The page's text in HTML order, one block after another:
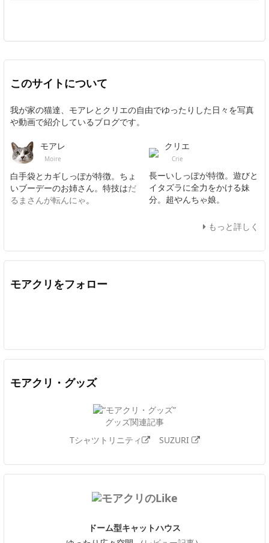
このサイトについて
我が家の猫達、モアレとクリエの自由でゆったりした日々を写真
や動画で紹介しているブログです。
モアレ
Moire
白手袋とカギしっぽが特徴。ちょ
いブーデーのお姉さん。特技はだ
るまさんが転んにゃ。
クリエ
Crie
長ーいしっぽが特徴。遊びと
イタズラに全力をかける妹
分。超やんちゃ娘。
もっと詳しく
モアクリをフォロー
モアクリ・グッズ
グッズ関連記事
Tシャツトリニティ
SUZURI
ドーム型キャットハウス